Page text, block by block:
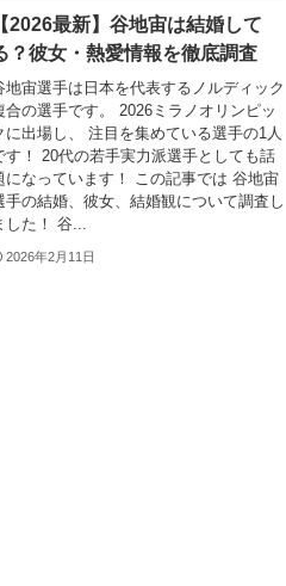
【2026最新】谷地宙は結婚して
？彼女・熱愛情報を徹底調査
地宙選手は日本を代表するノルディック
合の選手です。 2026ミラノオリンピッ
に出場し、 注目を集めている選手の1人
す！ 20代の若手実力派選手としても話
になっています！ この記事では 谷地宙
手の結婚、彼女、結婚観について調査し
した！ 谷...
2026年2月11日